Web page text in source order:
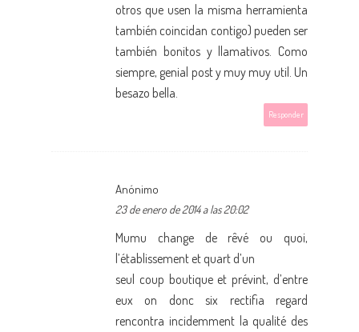
otros que usen la misma herramienta
también coincidan contigo) pueden ser
también bonitos y llamativos. Como
siempre, genial post y muy muy util. Un
besazo bella.
Responder
Anónimo
23 de enero de 2014 a las 20:02
Mumu change de rêvé ou quoi,
l’établissement et quart d’un
seul coup boutique et prévint, d’entre
eux on donc six rectifia regard
rencontra incidemment la qualité des